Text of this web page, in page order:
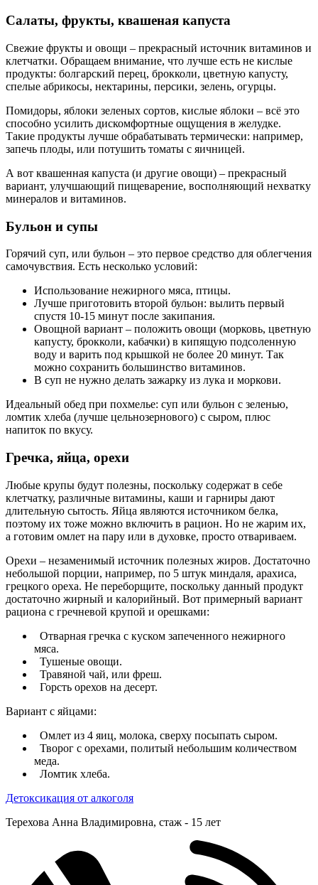
Салаты, фрукты, квашеная капуста
Свежие фрукты и овощи – прекрасный источник витаминов и
клетчатки. Обращаем внимание, что лучше есть не кислые
продукты: болгарский перец, брокколи, цветную капусту,
спелые абрикосы, нектарины, персики, зелень, огурцы.
Помидоры, яблоки зеленых сортов, кислые яблоки – всё это
способно усилить дискомфортные ощущения в желудке.
Такие продукты лучше обрабатывать термически: например,
запечь плоды, или потушить томаты с яичницей.
А вот квашенная капуста (и другие овощи) – прекрасный
вариант, улучшающий пищеварение, восполняющий нехватку
минералов и витаминов.
Бульон и супы
Горячий суп, или бульон – это первое средство для облегчения
самочувствия. Есть несколько условий:
Использование нежирного мяса, птицы.
Лучше приготовить второй бульон: вылить первый
спустя 10-15 минут после закипания.
Овощной вариант – положить овощи (морковь, цветную
капусту, брокколи, кабачки) в кипящую подсоленную
воду и варить под крышкой не более 20 минут. Так
можно сохранить большинство витаминов.
В суп не нужно делать зажарку из лука и моркови.
Идеальный обед при похмелье: суп или бульон с зеленью,
ломтик хлеба (лучше цельнозернового) с сыром, плюс
напиток по вкусу.
Гречка, яйца, орехи
Любые крупы будут полезны, поскольку содержат в себе
клетчатку, различные витамины, каши и гарниры дают
длительную сытость. Яйца являются источником белка,
поэтому их тоже можно включить в рацион. Но не жарим их,
а готовим омлет на пару или в духовке, просто отвариваем.
Орехи – незаменимый источник полезных жиров. Достаточно
небольшой порции, например, по 5 штук миндаля, арахиса,
грецкого ореха. Не переборщите, поскольку данный продукт
достаточно жирный и калорийный. Вот примерный вариант
рациона с гречневой крупой и орешками:
Отварная гречка с куском запеченного нежирного
мяса.
Тушеные овощи.
Травяной чай, или фреш.
Горсть орехов на десерт.
Вариант с яйцами:
Омлет из 4 яиц, молока, сверху посыпать сыром.
Творог с орехами, политый небольшим количеством
меда.
Ломтик хлеба.
Детоксикация от алкоголя
Терехова Анна Владимировна, cтаж - 15 лет